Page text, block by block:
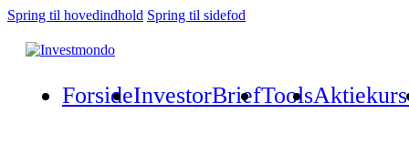
Spring til hovedindhold Spring til sidefod
ForsideInvestorBriefTools